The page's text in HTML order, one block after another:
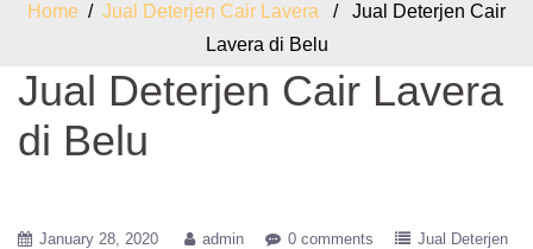
Home / Jual Deterjen Cair Lavera / Jual Deterjen Cair
Lavera di Belu
Jual Deterjen Cair Lavera
di Belu
January 28, 2020 admin 0 comments
Jual Deterjen